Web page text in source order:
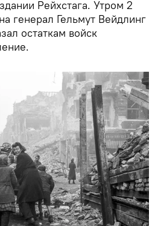
Рейхстага. Утром 2
генерал Гельмут Вейдлинг
остаткам войск